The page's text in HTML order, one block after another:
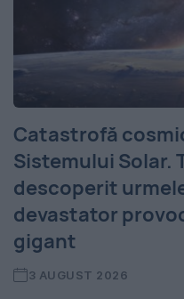
Catastrofă
Sistemului Solar.
descoperit
devastator
gigant
3 AUGUST 2026